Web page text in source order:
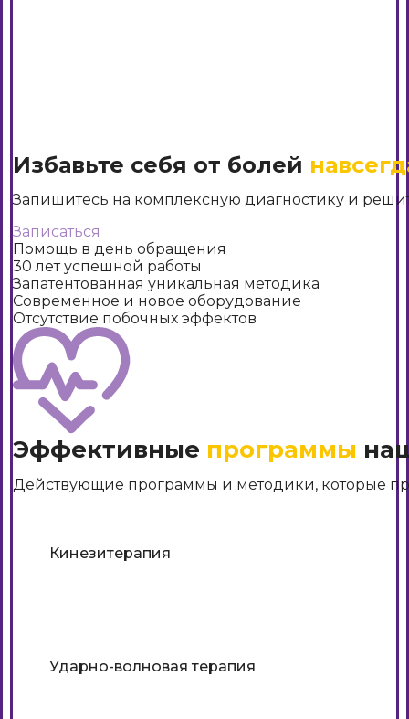
Избавьте себя от болей
Запишитесь на комплексную диагностику и
Записаться
Помощь в день обращения
30 лет успешной работы
Запатентованная уникальная методика
Современное и новое оборудование
Отсутствие побочных эффектов
Эффективные программы
Действующие программы и методики, которые
Кинезитерапия
Ударно-волновая терапия